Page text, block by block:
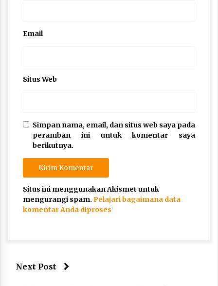
Email
Situs Web
Simpan nama, email, dan situs web saya pada
peramban ini untuk komentar saya
berikutnya.
Situs ini menggunakan Akismet untuk
mengurangi spam. Pelajari bagaimana data
komentar Anda diproses
Next Post